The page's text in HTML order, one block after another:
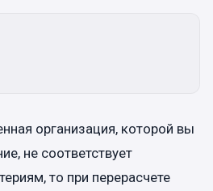
организация, которой вы
не соответствует
то при перерасчете